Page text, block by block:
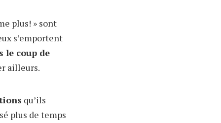
plus! » sont
s’emportent
le coup de
ailleurs.
qu’ils
plus de temps